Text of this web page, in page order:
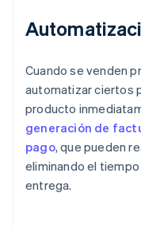
Cuando se venden
automatizar ciertos
producto
generación de
pago, que pueden
eliminando el
entrega.